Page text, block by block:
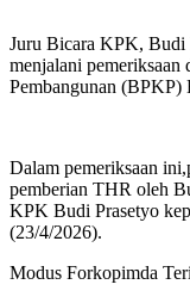
Juru Bicara KPK, Budi
menjalani pemeriksaan
Pembangunan (BPKP)
Dalam pemeriksaan
pemberian THR oleh
KPK Budi Prasetyo
(23/4/2026).
Modus Forkopimda